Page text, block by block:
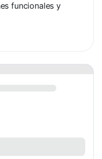
funcionales y